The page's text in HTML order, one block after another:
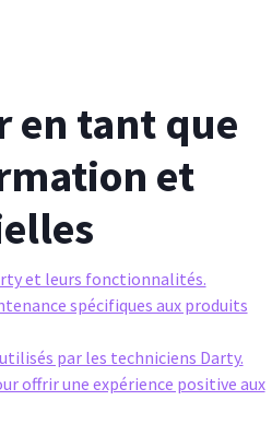
en tant que
et
et leurs fonctionnalités.
spécifiques aux produits
par les techniciens Darty.
offrir une expérience positive aux